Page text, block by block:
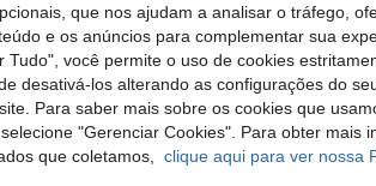
Útil (0)
que nos ajudam a analisar o tráfego,
e os anúncios para complementar sua
Tudo", você permite o uso de cookies
desativá-los alterando as configurações do
Para saber mais sobre os cookies que
"Gerenciar Cookies". Para obter mais
que coletamos, clique aqui para ver nossa